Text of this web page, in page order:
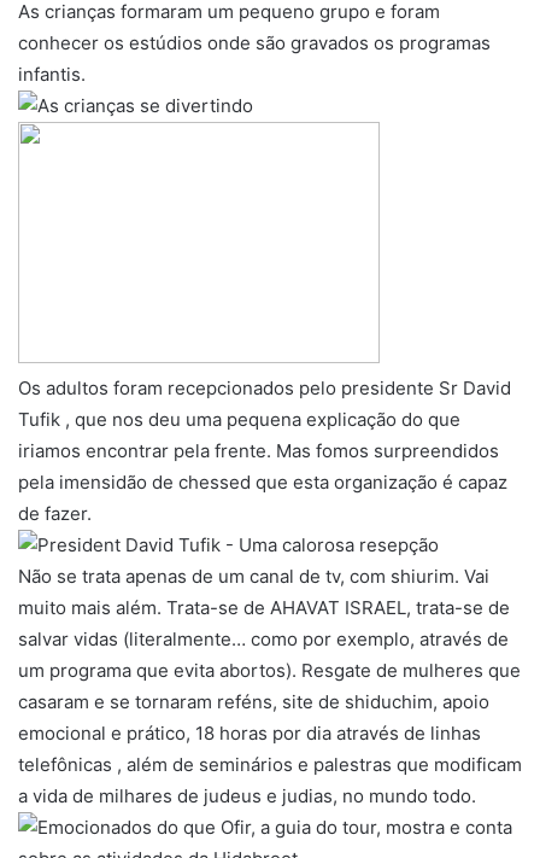
As crianças formaram um pequeno grupo e foram
conhecer os estúdios onde são gravados os programas
infantis.
Os adultos foram recepcionados pelo presidente Sr David
Tufik , que nos deu uma pequena explicação do que
iriamos encontrar pela frente. Mas fomos surpreendidos
pela imensidão de chessed que esta organização é capaz
de fazer.
Não se trata apenas de um canal de tv, com shiurim. Vai
muito mais além. Trata-se de AHAVAT ISRAEL, trata-se de
salvar vidas (literalmente… como por exemplo, através de
um programa que evita abortos). Resgate de mulheres que
casaram e se tornaram reféns, site de shiduchim, apoio
emocional e prático, 18 horas por dia através de linhas
telefônicas , além de seminários e palestras que modificam
a vida de milhares de judeus e judias, no mundo todo.